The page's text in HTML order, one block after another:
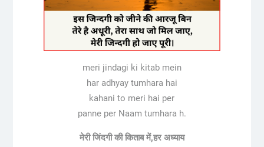
meri jindagi ki kitab mein
har adhyay tumhara hai
kahani to meri hai per
panne per Naam tumhara h.
मेरी जिंदगी की किताब में,हर अध्याय